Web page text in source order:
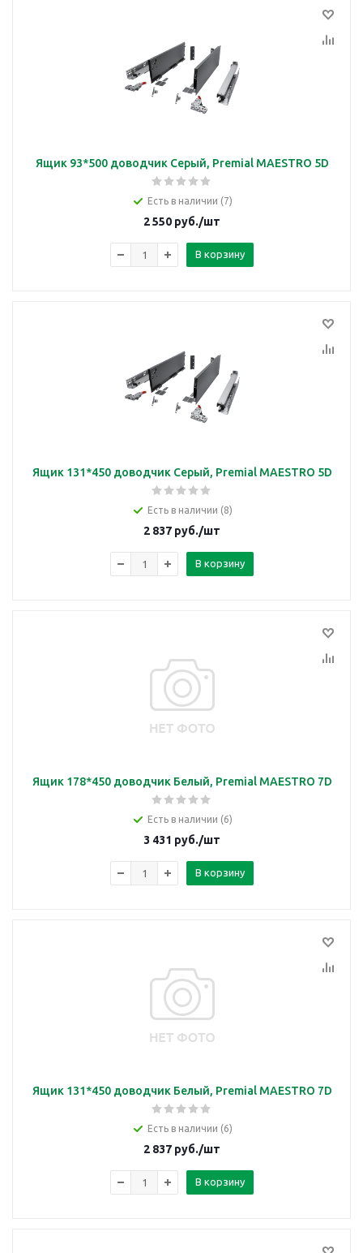
Ящик 93*500 доводчик Серый, Premial MAESTRO 5D
Есть в наличии (7)
2 550 руб./шт
В корзину
Ящик 131*450 доводчик Серый, Premial MAESTRO 5D
Есть в наличии (8)
2 837 руб./шт
В корзину
Ящик 178*450 доводчик Белый, Premial MAESTRO 7D
Есть в наличии (6)
3 431 руб./шт
В корзину
Ящик 131*450 доводчик Белый, Premial MAESTRO 7D
Есть в наличии (6)
2 837 руб./шт
В корзину